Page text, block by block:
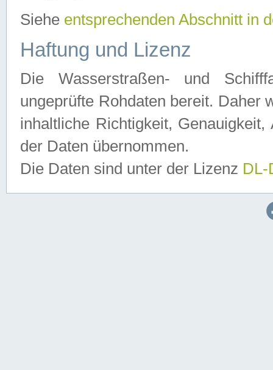
Siehe entsprechenden Abschnitt in
Haftung und Lizenz
Die Wasserstraßen- und
ungeprüfte Rohdaten bereit. Daher
inhaltliche Richtigkeit,
der Daten übernommen.
Die Daten sind unter der Lizenz